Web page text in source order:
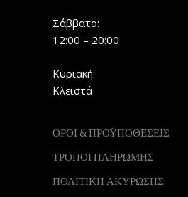
Σάββατο:
12:00 – 20:00
Κυριακή:
Κλειστά
ΟΡΟΙ & ΠΡΟΫΠΟΘΕΣΕΙΣ
ΤΡΟΠΟΙ ΠΛΗΡΩΜΗΣ
ΠΟΛΙΤΙΚΗ ΑΚΥΡΩΣΗΣ